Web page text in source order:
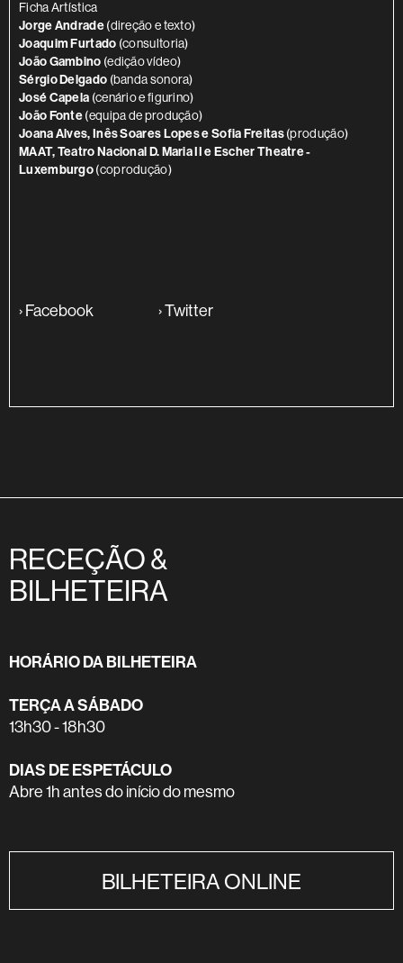
Ficha Artística
Jorge Andrade(direção e texto)
Joaquim Furtado (consultoria)
João Gambino (edição vídeo)
Sérgio Delgado (banda sonora)
José Capela (cenário e figurino)
João Fonte(equipa de produção)
Joana Alves, Inês Soares Lopes e Sofia Freitas(produção)
MAAT, Teatro Nacional D. Maria II e Escher Theatre -
Luxemburgo(coprodução)
›Facebook ›Twitter
RECEÇÃO &
BILHETEIRA
HORÁRIO DA BILHETEIRA
TERÇA A SÁBADO
13h30 - 18h30
DIAS DE ESPETÁCULO
Abre 1h antes do início do mesmo
BILHETEIRA ONLINE